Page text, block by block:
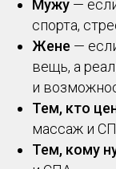
Мужу —
спорта,
Жене —
вещь, а
и
Тем, кто
массаж и
Тем, кому